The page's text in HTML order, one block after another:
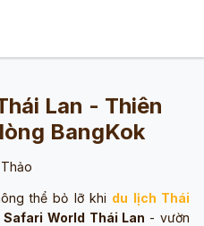
Lan - Thiên
BangKok
thể bỏ lỡ khi du lịch Thái
Safari World Thái Lan - vườn